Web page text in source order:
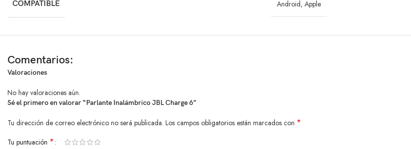
Certificación
Aplicaciones compatibles
Funciones especiales AI Sound Boost, Auracast™, PartyBoost, carga USB para móviles
COMPATIBLE Android, Apple
Comentarios:
Valoraciones
No hay valoraciones aún.
Sé el primero en valorar “Parlante Inalámbrico JBL Charge 6”
Tu dirección de correo electrónico no será publicada. Los campos obligatorios están marcados con *
Tu puntuación *